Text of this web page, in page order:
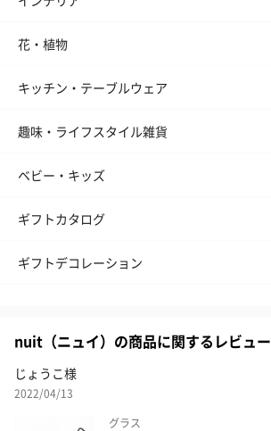
花・植物
キッチン・テーブルウェア
趣味・ライフスタイル雑貨
ベビー・キッズ
ギフトカタログ
ギフトデコレーション
nuit（ニュイ）の商品に関するレビュー
じょうこ様
2022/04/13
グラス